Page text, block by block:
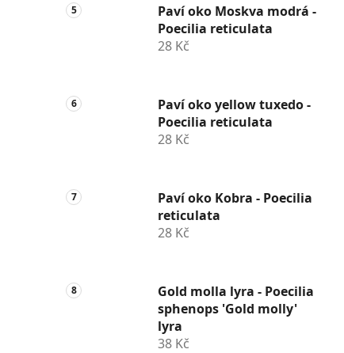
Paví oko Moskva modrá -
Poecilia reticulata
28 Kč
Paví oko yellow tuxedo -
Poecilia reticulata
28 Kč
Paví oko Kobra - Poecilia
reticulata
28 Kč
Gold molla lyra - Poecilia
sphenops 'Gold molly'
lyra
38 Kč